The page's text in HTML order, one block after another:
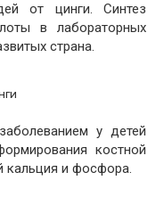
от цинги. Синтез
в лабораторных
страна.
у детей
костной
кальция и фосфора.